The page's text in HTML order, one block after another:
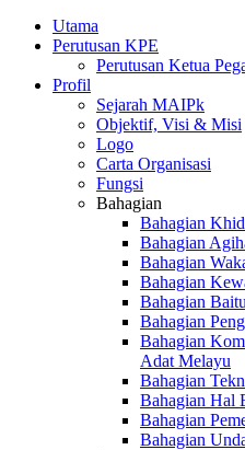
Utama
Perutusan KPE
Perutusan Ketua
Profil
Sejarah MAIPk
Objektif, Visi & Misi
Logo
Carta Organisasi
Fungsi
Bahagian
Bahagian
Bahagian
Bahagian
Bahagian
Bahagian
Bahagian
Bahagian
Adat Melayu
Bahagian
Bahagian Hal
Bahagian
Bahagian